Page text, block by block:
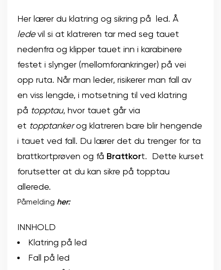
Her lærer du klatring og sikring på led. Å
ledevil si at klatreren tar med seg tauet
nedenfra og klipper tauet inn i karabinere
festet i slynger (mellomforankringer) på vei
opp ruta. Når man leder, risikerer man fall av
en viss lengde, i motsetning til ved klatring
på topptau, hvor tauet går via
et topptankerog klatreren bare blir hengende
i tauet ved fall. Du lærer det du trenger for ta
brattkortprøven og få Brattkort. Dette kurset
forutsetter at du kan sikre på topptau
allerede.
Påmelding her:
INNHOLD
Klatring på led
Fall på led